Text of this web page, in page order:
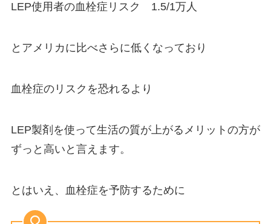
LEP使用者の血栓症リスク 1.5/1万人
とアメリカに比べさらに低くなっており
血栓症のリスクを恐れるより
LEP製剤を使って生活の質が上がるメリットの方が
ずっと高いと言えます。
とはいえ、血栓症を予防するために